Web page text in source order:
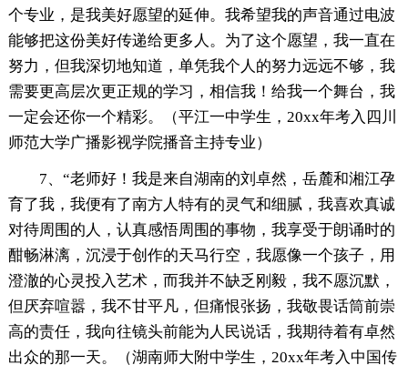
个专业，是我美好愿望的延伸。我希望我的声音通过电波
能够把这份美好传递给更多人。为了这个愿望，我一直在
努力，但我深切地知道，单凭我个人的努力远远不够，我
需要更高层次更正规的学习，相信我！给我一个舞台，我
一定会还你一个精彩。（平江一中学生，20xx年考入四川
师范大学广播影视学院播音主持专业）
7、“老师好！我是来自湖南的刘卓然，岳麓和湘江孕
育了我，我便有了南方人特有的灵气和细腻，我喜欢真诚
对待周围的人，认真感悟周围的事物，我享受于朗诵时的
酣畅淋漓，沉浸于创作的天马行空，我愿像一个孩子，用
澄澈的心灵投入艺术，而我并不缺乏刚毅，我不愿沉默，
但厌弃喧嚣，我不甘平凡，但痛恨张扬，我敬畏话筒前崇
高的责任，我向往镜头前能为人民说话，我期待着有卓然
出众的那一天。（湖南师大附中学生，20xx年考入中国传